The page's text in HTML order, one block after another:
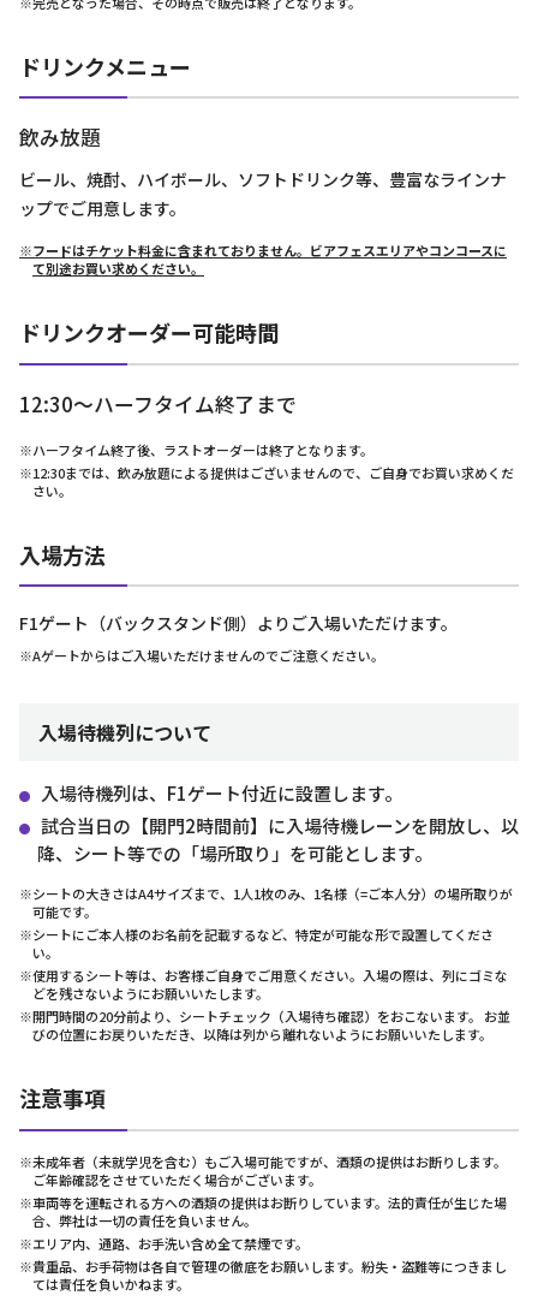
ドリンクメニュー
飲み放題
ビール、焼酎、ハイボール、ソフトドリンク等、豊富なラインナ
ップでご用意します。
※フードはチケット料金に含まれておりません。ビアフェスエリアやコンコースに
て別途お買い求めください。
ドリンクオーダー可能時間
12:30～ハーフタイム終了まで
※ハーフタイム終了後、ラストオーダーは終了となります。
※12:30までは、飲み放題による提供はございませんので、ご自身でお買い求めくだ
さい。
入場方法
F1ゲート（バックスタンド側）よりご入場いただけます。
※Aゲートからはご入場いただけませんのでご注意ください。
入場待機列について
入場待機列は、F1ゲート付近に設置します。
試合当日の【開門2時間前】に入場待機レーンを開放し、以
降、シート等での「場所取り」を可能とします。
※シートの大きさはA4サイズまで、1人1枚のみ、1名様（=ご本人分）の場所取りが
可能です。
※シートにご本人様のお名前を記載するなど、特定が可能な形で設置してくださ
い。
※使用するシート等は、お客様ご自身でご用意ください。入場の際は、列にゴミな
どを残さないようにお願いいたします。
※開門時間の20分前より、シートチェック（入場待ち確認）をおこないます。 お並
びの位置にお戻りいただき、以降は列から離れないようにお願いいたします。
注意事項
※未成年者（未就学児を含む）もご入場可能ですが、酒類の提供はお断りします。
ご年齢確認をさせていただく場合がございます。
※車両等を運転される方への酒類の提供はお断りしています。法的責任が生じた場
合、弊社は一切の責任を負いません。
※エリア内、通路、お手洗い含め全て禁煙です。
※貴重品、お手荷物は各自で管理の徹底をお願いします。紛失・盗難等につきまし
ては責任を負いかねます。